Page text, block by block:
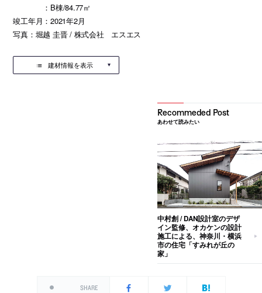
：B棟/84.77㎡
竣工年月：2021年2月
写真：堀越 圭晋 / 株式会社 エスエス
建材情報を表示
あわせて読みたい
中村創 / DAN設計室のデザ
イン監修、オカケンの設計
施工による、神奈川・横浜
市の住宅「すみれが丘の
家」
SHARE